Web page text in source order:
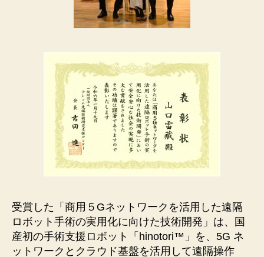
受賞した「商用５Gネットワークを活用した遠隔
ロボット手術の実用化に向けた技術開発」は、国
産初の手術支援ロボット「hinotori™」を、5G ネ
ットワークとクラウド基盤を活用して遠隔操作